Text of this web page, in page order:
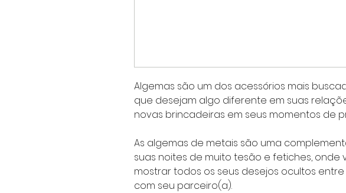
Algemas são um dos acessórios mais
que desejam algo diferente em suas
novas brincadeiras em seus momentos de
As algemas de metais são uma
suas noites de muito tesão e fetiches, onde
mostrar todos os seus desejos ocultos
com seu parceiro(a).